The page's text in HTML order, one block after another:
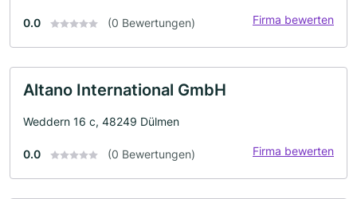
0.0 (0 Bewertungen) Firma bewerten
Altano International GmbH
Weddern 16 c, 48249 Dülmen
0.0 (0 Bewertungen) Firma bewerten